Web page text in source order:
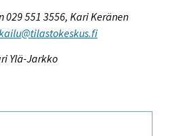
551 3556, Kari Keränen
Ylä-Jarkko